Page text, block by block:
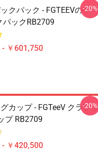
クパック - FGTEEVのゲー
パックRB2709
- ￥601,750
-20%
カップ - FGTeeV クラシッ
プ RB2709
- ￥420,500
-20%